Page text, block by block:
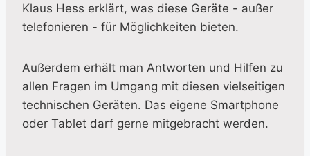
Klaus Hess erklärt, was diese Geräte - außer
telefonieren - für Möglichkeiten bieten.
Außerdem erhält man Antworten und Hilfen zu
allen Fragen im Umgang mit diesen vielseitigen
technischen Geräten. Das eigene Smartphone
oder Tablet darf gerne mitgebracht werden.